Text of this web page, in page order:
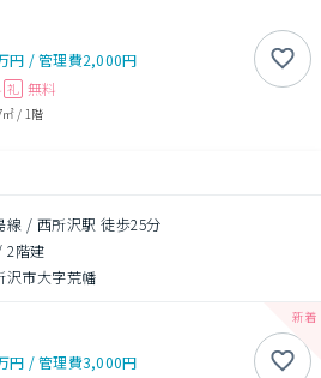
円 /管理費2,000円
礼 無料
㎡ / 1階
線 / 西所沢駅 徒歩25分
2階建
沢市大字荒幡
円 /管理費3,000円